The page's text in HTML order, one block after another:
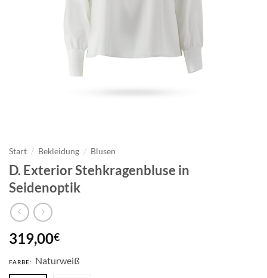
Start / Bekleidung / Blusen
D. Exterior Stehkragenbluse in
Seidenoptik
319,00€
FARBE: Naturweiß